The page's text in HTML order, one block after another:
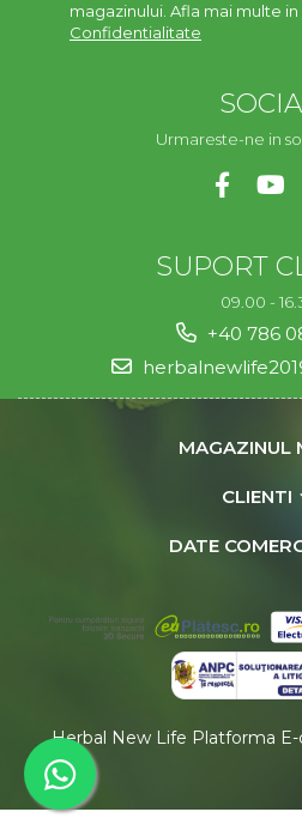
magazinului. Afla mai multe in
Confidentialitate
Urmareste-ne in
SUPORT
09.00 -
+40 786
MAGAZINUL
CLIENTI
DATE
Herbal New Life Platforma